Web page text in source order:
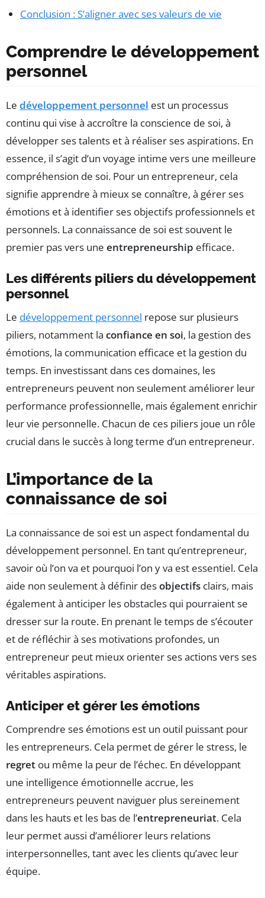
Conclusion : S’aligner avec ses valeurs de vie
Comprendre le développement
personnel
Le développement personnel est un processus
continu qui vise à accroître la conscience de soi, à
développer ses talents et à réaliser ses aspirations. En
essence, il s’agit d’un voyage intime vers une meilleure
compréhension de soi. Pour un entrepreneur, cela
signifie apprendre à mieux se connaître, à gérer ses
émotions et à identifier ses objectifs professionnels et
personnels. La connaissance de soi est souvent le
premier pas vers une entrepreneurship efficace.
Les différents piliers du développement
personnel
Le développement personnel repose sur plusieurs
piliers, notamment la confiance en soi, la gestion des
émotions, la communication efficace et la gestion du
temps. En investissant dans ces domaines, les
entrepreneurs peuvent non seulement améliorer leur
performance professionnelle, mais également enrichir
leur vie personnelle. Chacun de ces piliers joue un rôle
crucial dans le succès à long terme d’un entrepreneur.
L’importance de la
connaissance de soi
La connaissance de soi est un aspect fondamental du
développement personnel. En tant qu’entrepreneur,
savoir où l’on va et pourquoi l’on y va est essentiel. Cela
aide non seulement à définir desobjectifs clairs, mais
également à anticiper les obstacles qui pourraient se
dresser sur la route. En prenant le temps de s’écouter
et de réfléchir à ses motivations profondes, un
entrepreneur peut mieux orienter ses actions vers ses
véritables aspirations.
Anticiper et gérer les émotions
Comprendre ses émotions est un outil puissant pour
les entrepreneurs. Cela permet de gérer le stress, le
regret ou même la peur de l’échec. En développant
une intelligence émotionnelle accrue, les
entrepreneurs peuvent naviguer plus sereinement
dans les hauts et les bas de l’entrepreneuriat. Cela
leur permet aussi d’améliorer leurs relations
interpersonnelles, tant avec les clients qu’avec leur
équipe.